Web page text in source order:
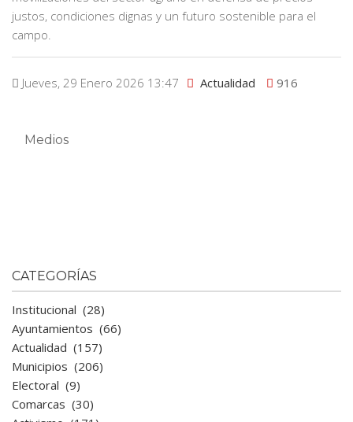
justos, condiciones dignas y un futuro sostenible para el
campo.
Jueves, 29 Enero 2026 13:47 Actualidad 916
Medios
CATEGORÍAS
Institucional (28)
Ayuntamientos (66)
Actualidad (157)
Municipios (206)
Electoral (9)
Comarcas (30)